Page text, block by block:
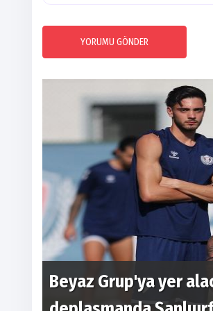
YORUMU GÖNDER
Beyaz Grup'ya yer